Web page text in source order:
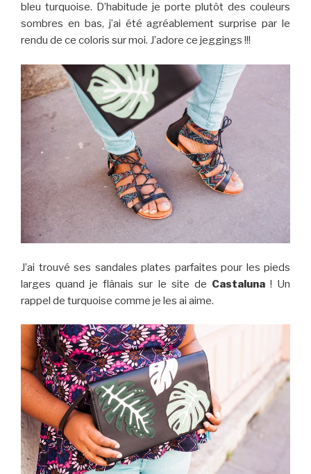
bleu turquoise. D’habitude je porte plutôt des couleurs
sombres en bas, j’ai été agréablement surprise par le
rendu de ce coloris sur moi. J’adore ce jeggings !!!
J’ai trouvé ses sandales plates parfaites pour les pieds
larges quand je flânais sur le site de Castaluna! Un
rappel de turquoise comme je les ai aime.